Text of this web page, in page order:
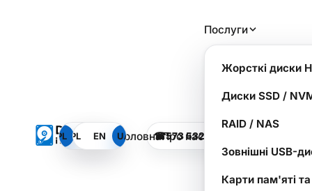
Dysk i Spółka - Лабораторія Відновлення Даних
PL EN UA ГоловнаПро нас
Послуги
Жорсткі диски
Диски SSD /
RAID / NAS
Зовнішні USB-
Карти пам'яті
PL EN UA ☎573 532 490
фотографа з Бялоленки